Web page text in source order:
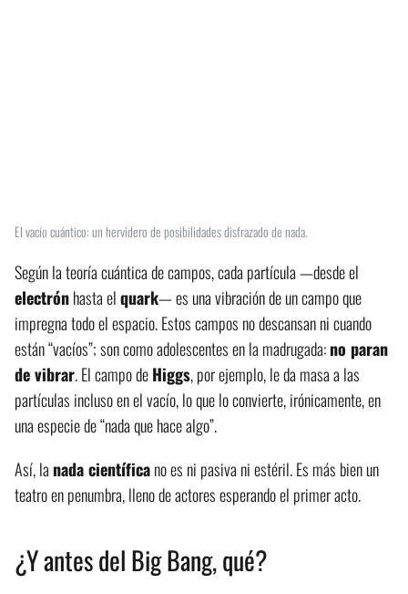
El vacío cuántico: un hervidero de posibilidades disfrazado de nada.
Según la teoría cuántica de campos, cada partícula —desde el
electrónhasta elquark— es una vibración de un campo que
impregna todo el espacio. Estos campos no descansan ni cuando
están “vacíos”; son como adolescentes en la madrugada:no paran
de vibrar. El campo deHiggs, por ejemplo, le da masa a las
partículas incluso en el vacío, lo que lo convierte, irónicamente, en
una especie de “nada que hace algo”.
Así, la nada científicano es ni pasiva ni estéril. Es más bien un
teatro en penumbra, lleno de actores esperando el primer acto.
¿Y antes del Big Bang, qué?